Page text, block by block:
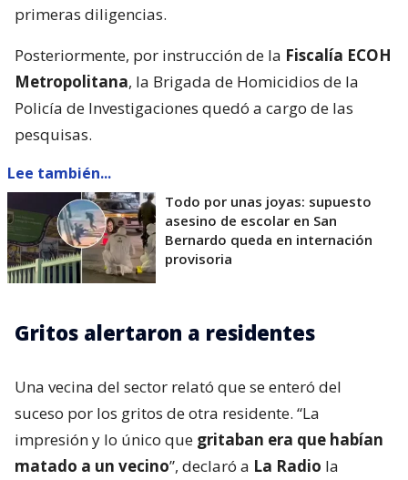
primeras diligencias.
Posteriormente, por instrucción de la Fiscalía ECOH
Metropolitana, la Brigada de Homicidios de la
Policía de Investigaciones quedó a cargo de las
pesquisas.
Lee también...
Todo por unas joyas: supuesto
asesino de escolar en San
Bernardo queda en internación
provisoria
Gritos alertaron a residentes
Una vecina del sector relató que se enteró del
suceso por los gritos de otra residente. “La
impresión y lo único que gritaban era que habían
matado a un vecino”, declaró a La Radio la